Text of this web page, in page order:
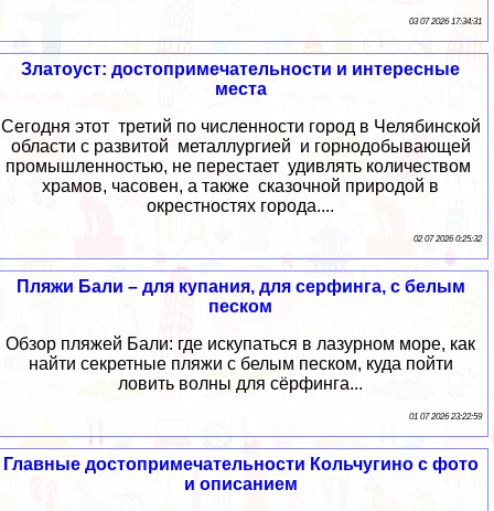
03 07 2026 17:34:31
Златоуст: достопримечательности и интересные
места
Сегодня этот третий по численности город в Челябинской
области с развитой металлургией и горнодобывающей
промышленностью, не перестает удивлять количеством
храмов, часовен, а также сказочной природой в
окрестностях города....
02 07 2026 0:25:32
Пляжи Бали – для купания, для серфинга, с белым
песком
Обзор пляжей Бали: где искупаться в лазурном море, как
найти секретные пляжи с белым песком, куда пойти
ловить волны для сёрфинга...
01 07 2026 23:22:59
Главные достопримечательности Кольчугино с фото
и описанием